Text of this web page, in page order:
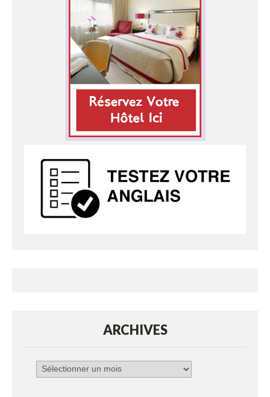
ARCHIVES
Archives